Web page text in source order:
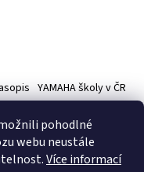
pohodlné
webu neustále
Více informací
YAMAHA školy v ČR